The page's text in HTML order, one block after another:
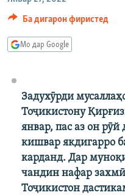
Русский
ПАЙГИРӢ КУНЕД
Ҳамаи сомонаҳои
Ба дигарон фиристед
Мо дар Google
Задухӯрди
Тоҷикистону
январ, пас аз он
кишвар якдигарро
карданд. Дар
чандин нафар
Тоҷикистон